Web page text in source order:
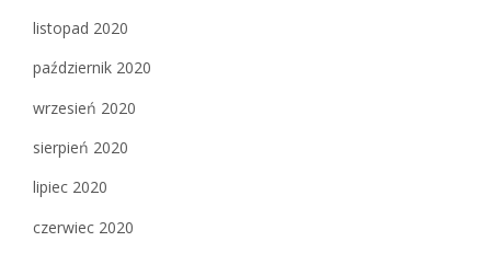
listopad 2020
październik 2020
wrzesień 2020
sierpień 2020
lipiec 2020
czerwiec 2020